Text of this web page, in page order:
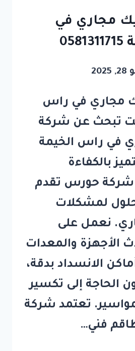
مجاري في
مجاري في راس
تبحث عن شركة
في راس الخيمة
تتميز بالكفاءة
شركة حورس تقدم
لمشكلات
نعمل على
الأجهزة والمعدات
الانسداد بدقة،
الحاجة إلى تكسير
تعتمد شركة
فني…